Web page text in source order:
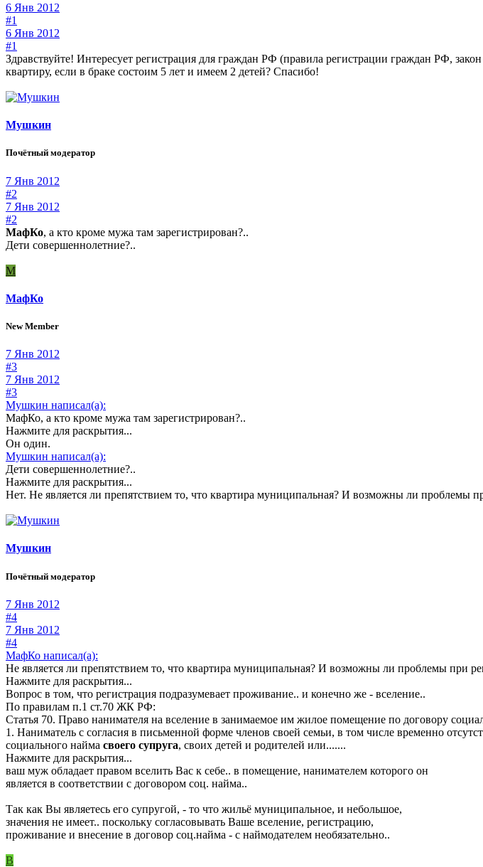
6 Янв 2012
#1
6 Янв 2012
#1
Здравствуйте! Интересует регистрация для граждан РФ (правила регистрации граждан РФ,
квартиру, если в браке состоим 5 лет и имеем 2 детей? Спасибо!
Мушкин
Почётный модератор
7 Янв 2012
#2
7 Янв 2012
#2
МафКо, а кто кроме мужа там зарегистрирован?..
Дети совершеннолетние?..
М
МафКо
New Member
7 Янв 2012
#3
7 Янв 2012
#3
Мушкин написал(а):
МафКо, а кто кроме мужа там зарегистрирован?..
Нажмите для раскрытия...
Он один.
Мушкин написал(а):
Дети совершеннолетние?..
Нажмите для раскрытия...
Нет. Не является ли препятствием то, что квартира муниципальная? И возможны ли проблемы
Мушкин
Почётный модератор
7 Янв 2012
#4
7 Янв 2012
#4
МафКо написал(а):
Не является ли препятствием то, что квартира муниципальная? И возможны ли проблемы при
Нажмите для раскрытия...
Вопрос в том, что регистрация подразумевает проживание.. и конечно же - вселение..
По правилам п.1 ст.70 ЖК РФ:
Статья 70. Право нанимателя на вселение в занимаемое им жилое помещение по договору
1. Наниматель с согласия в письменной форме членов своей семьи, в том числе временно
социального найма своего супруга, своих детей и родителей или.......
Нажмите для раскрытия...
ваш муж обладает правом вселить Вас к себе.. в помещение, нанимателем которого он
является в соответствии с договором соц. найма..
Так как Вы являетесь его супругой, - то что жильё муниципальное, и небольшое,
значения не имеет.. поскольку согласовывать Ваше вселение, регистрацию,
проживание и внесение в договор соц.найма - с наймодателем необязательно..
B